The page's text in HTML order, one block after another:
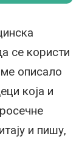
се користи
описало
која и
и пишу,